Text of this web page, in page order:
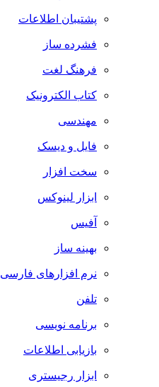
پشتیبان اطلاعات
فشرده ساز
فرهنگ لغت
کتاب الکترونیک
مهندسی
فایل و دیسک
سخت افزار
ابزار لینوکس
آفیس
بهینه ساز
نرم افزارهای فارسی
تلفن
برنامه نویسی
بازیابی اطلاعات
ابزار رجیستری